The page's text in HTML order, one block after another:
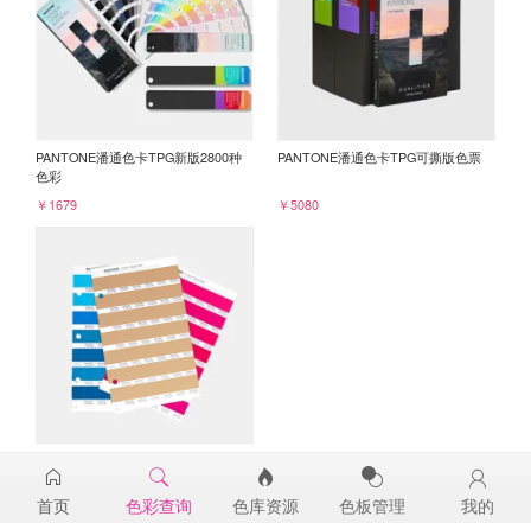
PANTONE潘通色卡TPG新版2800种
色彩
￥1679
PANTONE潘通色卡TPG可撕版色票
￥5080
15-1425TPG
￥98
首页 色彩查询 色库资源 色板管理 我的